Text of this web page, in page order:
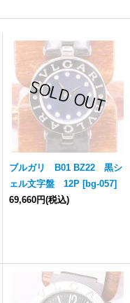
ブルガリ B01 BZ22 黒シ
ェル文字盤 12P [bg-057]
69,660円(税込)